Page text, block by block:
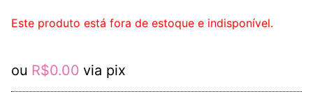
Este produto está fora de estoque e indisponível.
ou R$0.00 via pix